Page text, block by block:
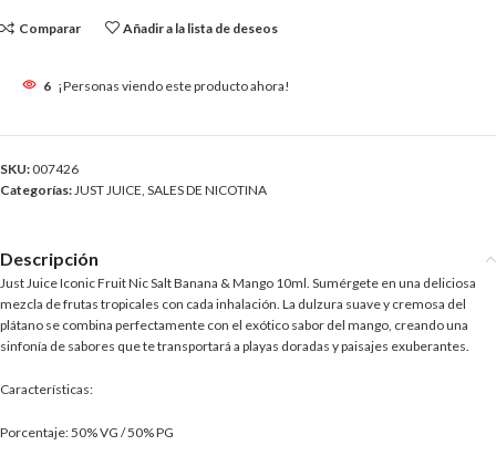
Comparar Añadir a la lista de deseos
6 ¡Personas viendo este producto ahora!
SKU: 007426
Categorías:JUST JUICE, SALES DE NICOTINA
Descripción
Just Juice Iconic Fruit Nic Salt Banana & Mango 10ml. Sumérgete en una deliciosa
mezcla de frutas tropicales con cada inhalación. La dulzura suave y cremosa del
plátano se combina perfectamente con el exótico sabor del mango, creando una
sinfonía de sabores que te transportará a playas doradas y paisajes exuberantes.
Características:
Porcentaje: 50% VG / 50% PG